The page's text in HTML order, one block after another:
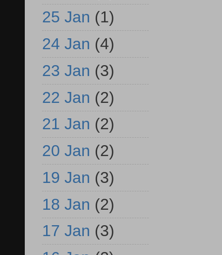
25 Jan (1)
24 Jan (4)
23 Jan (3)
22 Jan (2)
21 Jan (2)
20 Jan (2)
19 Jan (3)
18 Jan (2)
17 Jan (3)